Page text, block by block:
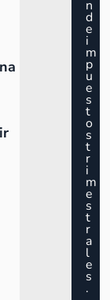
n
d
e
i
m
p
u
e
s
t
o
s
t
r
i
m
e
s
t
r
a
l
e
s
.